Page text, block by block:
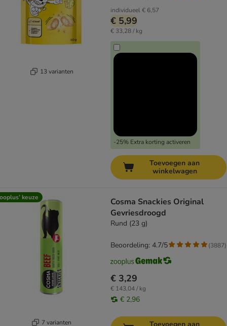
13 varianten
individueel€ 6,57
€ 5,99
€ 33,28 / kg
-25% Extra korting activeren
Toevoegen aan
winkelwagen
keuze
7 varianten
Cosma Snackies Original
Gevriesdroogd
Rund (23 g)
€ 3,29
€ 143,04 / kg
€ 2,96
Beoordeling: 4.7/5 (3887)